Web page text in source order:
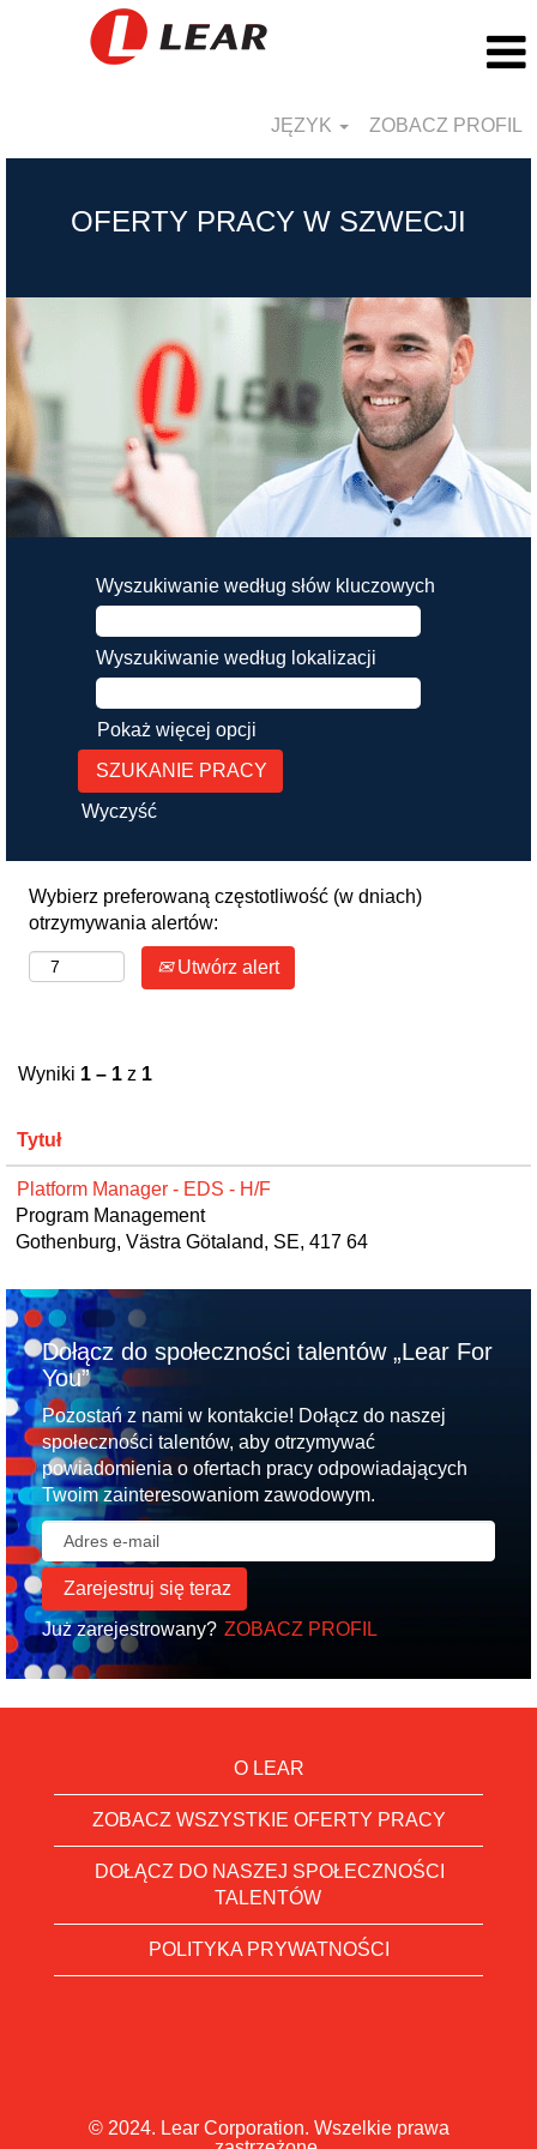
JĘZYK ZOBACZ PROFIL
OFERTY PRACY W SZWECJI
Wyszukiwanie według słów kluczowych
Wyszukiwanie według lokalizacji
Pokaż więcej opcji
Wyczyść
Wybierz preferowaną częstotliwość (w dniach)
otrzymywania alertów:
Utwórz alert
Wyniki 1 – 1 z 1
Tytuł
Platform Manager - EDS - H/F
Program Management
Gothenburg, Västra Götaland, SE, 417 64
Dołącz do społeczności talentów „Lear For
You”
Pozostań z nami w kontakcie! Dołącz do naszej
społeczności talentów, aby otrzymywać
powiadomienia o ofertach pracy odpowiadających
Twoim zainteresowaniom zawodowym.
Już zarejestrowany? ZOBACZ PROFIL
O LEAR
ZOBACZ WSZYSTKIE OFERTY PRACY
DOŁĄCZ DO NASZEJ SPOŁECZNOŚCI
TALENTÓW
POLITYKA PRYWATNOŚCI
© 2024. Lear Corporation. Wszelkie prawa